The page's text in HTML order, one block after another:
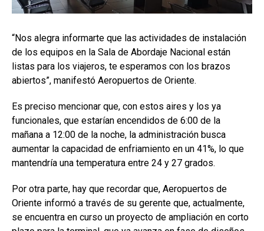
“Nos alegra informarte que las actividades de instalación
de los equipos en la Sala de Abordaje Nacional están
listas para los viajeros, te esperamos con los brazos
abiertos”, manifestó Aeropuertos de Oriente.
Es preciso mencionar que, con estos aires y los ya
funcionales, que estarían encendidos de 6:00 de la
mañana a 12:00 de la noche, la administración busca
aumentar la capacidad de enfriamiento en un 41%, lo que
mantendría una temperatura entre 24 y 27 grados.
Por otra parte, hay que recordar que, Aeropuertos de
Oriente informó a través de su gerente que, actualmente,
se encuentra en curso un proyecto de ampliación en corto